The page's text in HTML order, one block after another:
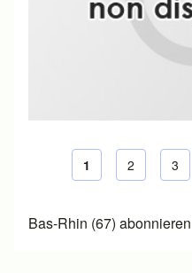
Aktuelle Seite
1 Seite
2 Seite
3
Bas-Rhin (67) abonnieren